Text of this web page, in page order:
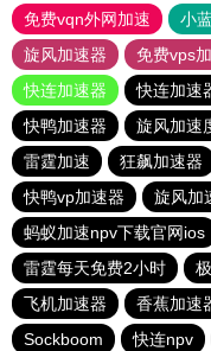
免费vqn外网加速
小
旋风加速器
免费vps
快连加速器
快连加速
快鸭加速器
旋风加速
雷霆加速
狂飙加速器
快鸭vp加速器
旋风加
蚂蚁加速npv下载官网ios
雷霆每天免费2小时
飞机加速器
香蕉加速
Sockboom
快连npv